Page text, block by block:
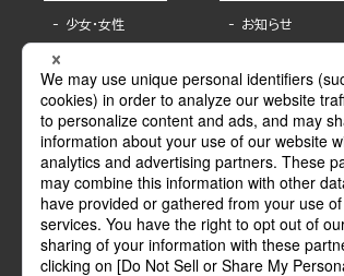
少女・女性
BL
ライトノベル
青年・一般
グラビア・写真
モーター誌
SPECIAL
お知らせ
報
書店様へ
海外ライセンシー
公式SNSアカウ
ント
作家一覧
Keyword list